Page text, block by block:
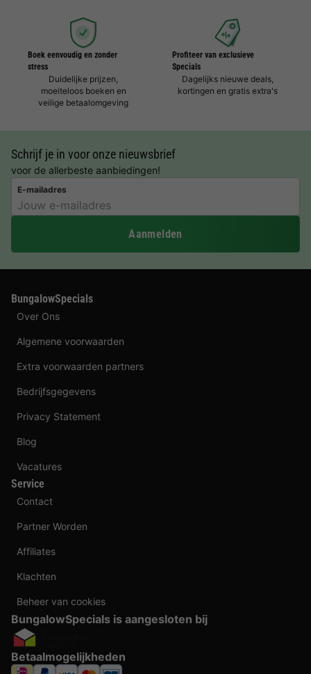
Boek eenvoudig en zonder
stress
Duidelijke prijzen,
moeiteloos boeken en
veilige betaalomgeving
Profiteer van exclusieve
Specials
Dagelijks nieuwe deals,
kortingen en gratis extra's
Schrijf je in voor onze nieuwsbrief
voor de allerbeste aanbiedingen!
E-mailadres
Aanmelden
BungalowSpecials
Over Ons
Algemene voorwaarden
Extra voorwaarden partners
Bedrijfsgegevens
Privacy Statement
Blog
Vacatures
Service
Contact
Partner Worden
Affiliates
Klachten
Beheer van cookies
BungalowSpecials is aangesloten bij
Betaalmogelijkheden